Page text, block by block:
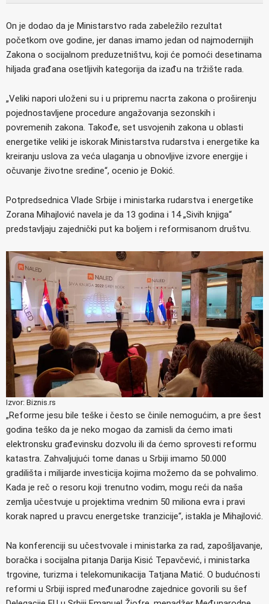
On je dodao da je Ministarstvo rada zabeležilo rezultat
početkom ove godine, jer danas imamo jedan od najmodernijih
Zakona o socijalnom preduzetništvu, koji će pomoći desetinama
hiljada građana osetljivih kategorija da izađu na tržište rada.
„Veliki napori uloženi su i u pripremu nacrta zakona o proširenju
pojednostavljene procedure angažovanja sezonskih i
povremenih zakona. Takođe, set usvojenih zakona u oblasti
energetike veliki je iskorak Ministarstva rudarstva i energetike ka
kreiranju uslova za veća ulaganja u obnovljive izvore energije i
očuvanje životne sredine“, ocenio je Đokić.
Potpredsednica Vlade Srbije i ministarka rudarstva i energetike
Zorana Mihajlović navela je da 13 godina i 14 „Sivih knjiga“
predstavljaju zajednički put ka boljem i reformisanom društvu.
Izvor: Biznis.rs
„Reforme jesu bile teške i često se činile nemogućim, a pre šest
godina teško da je neko mogao da zamisli da ćemo imati
elektronsku građevinsku dozvolu ili da ćemo sprovesti reformu
katastra. Zahvaljujući tome danas u Srbiji imamo 50.000
gradilišta i milijarde investicija kojima možemo da se pohvalimo.
Kada je reč o resoru koji trenutno vodim, mogu reći da naša
zemlja učestvuje u projektima vrednim 50 miliona evra i pravi
korak napred u pravcu energetske tranzicije“, istakla je Mihajlović.
Na konferenciji su učestvovale i ministarka za rad, zapošljavanje,
boračka i socijalna pitanja Darija Kisić Tepavčević, i ministarka
trgovine, turizma i telekomunikacija Tatjana Matić. O budućnosti
reformi u Srbiji ispred međunarodne zajednice govorili su šef